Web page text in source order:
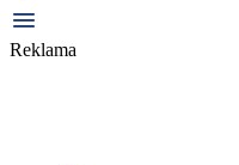
Reklama